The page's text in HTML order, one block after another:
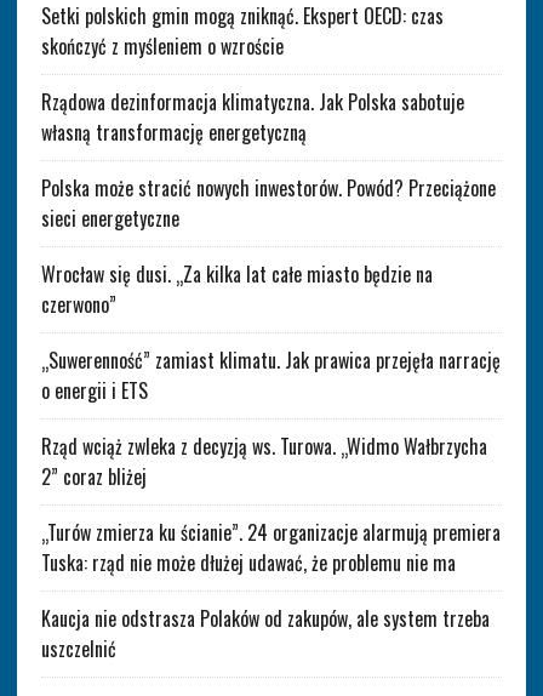
Setki polskich gmin mogą zniknąć. Ekspert OECD: czas
skończyć z myśleniem o wzroście
Rządowa dezinformacja klimatyczna. Jak Polska sabotuje
własną transformację energetyczną
Polska może stracić nowych inwestorów. Powód? Przeciążone
sieci energetyczne
Wrocław się dusi. „Za kilka lat całe miasto będzie na
czerwono”
„Suwerenność” zamiast klimatu. Jak prawica przejęła narrację
o energii i ETS
Rząd wciąż zwleka z decyzją ws. Turowa. „Widmo Wałbrzycha
2” coraz bliżej
„Turów zmierza ku ścianie”. 24 organizacje alarmują premiera
Tuska: rząd nie może dłużej udawać, że problemu nie ma
Kaucja nie odstrasza Polaków od zakupów, ale system trzeba
uszczelnić